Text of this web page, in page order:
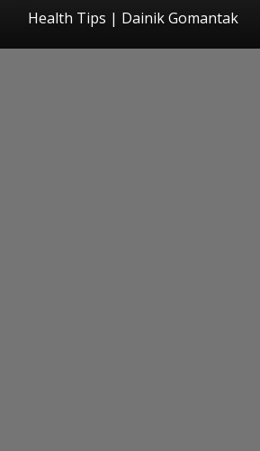
Health Tips | Dainik Gomantak